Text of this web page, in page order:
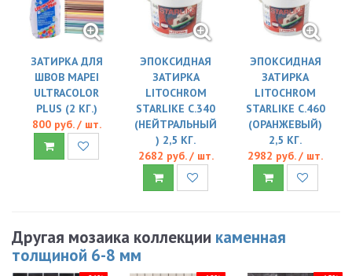
ЗАТИРКА ДЛЯ
ШВОВ MAPEI
ULTRACOLOR
PLUS (2 КГ.)
800 руб. / шт.
ЭПОКСИДНАЯ
ЗАТИРКА
LITOCHROM
STARLIKE C.340
(НЕЙТРАЛЬНЫЙ
) 2,5 КГ.
2682 руб. / шт.
ЭПОКСИДНАЯ
ЗАТИРКА
LITOCHROM
STARLIKE C.460
(ОРАНЖЕВЫЙ)
2,5 КГ.
2982 руб. / шт.
Другая мозаика коллекции каменная
толщиной 6-8 мм